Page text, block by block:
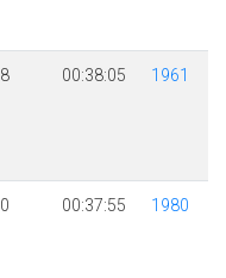
00:38:05 1961
00:37:55 1980